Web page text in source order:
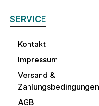
SERVICE
Kontakt
Impressum
Versand &
Zahlungsbedingungen
AGB